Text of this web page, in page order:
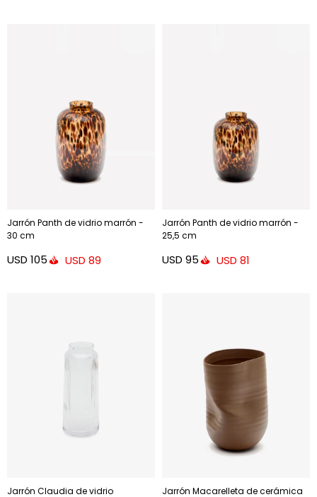
Jarrón Panth de vidrio marrón -
30 cm
USD 105 USD 89
Jarrón Panth de vidrio marrón -
25,5 cm
USD 95 USD 81
Jarrón Claudia de vidrio Jarrón Macarelleta de cerámica